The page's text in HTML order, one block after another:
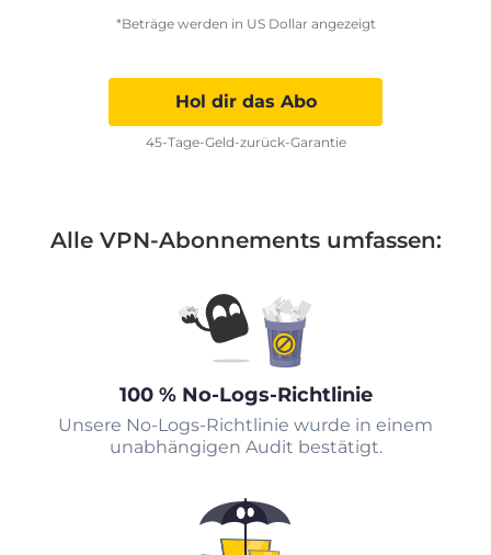
*Beträge werden in US Dollar angezeigt
Hol dir das Abo
45-Tage-Geld-zurück-Garantie
Alle VPN-Abonnements umfassen:
100 % No-Logs-Richtlinie
Unsere No-Logs-Richtlinie wurde in einem
unabhängigen Audit bestätigt.